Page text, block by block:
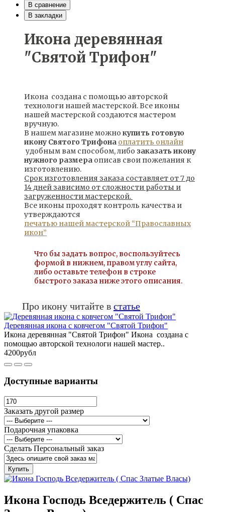
В сравнение
В закладки
Икона деревянная
"Святой Трифон"
Икона создана с помощью авторской
технологи нашей мастерской. Все иконы
нашей мастерской создаются мастером
вручную.
В нашем магазине можно купить готовую
икону Святого Трифона оплатить онлайн
удобным вам способом, либо заказать икону
нужного размера описав свои пожелания к
изготовлению.
Срок изготовления заказа составляет от 7 до
14 дней зависимо от сложности работы и
загруженности мастерской.
Все иконы проходят контроль качества и
утверждаются
печатью нашей мастерской “Православных
икон”
Что бы задать вопрос, воспользуйтесь
формой в нижнем, правом углу сайта,
либо оставьте телефон в строке
быстрого заказа ниже этого описания.
Про икону читайте в статье
Деревянная икона с ковчегом "Святой Трифон"
Икона деревянная "Святой Трифон" Икона создана с
помощью авторской технологи нашей мастер..
4200рубл
Доступные варианты
Заказать другой размер
Подарочная упаковка
Сделать Персональный заказ
Купить
Икона Господь Вседержитель ( Спас